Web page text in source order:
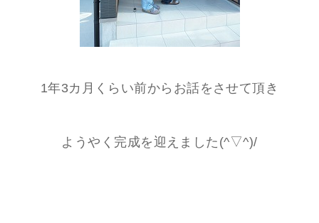
1年3カ月くらい前からお話をさせて頂き
ようやく完成を迎えました(^▽^)/